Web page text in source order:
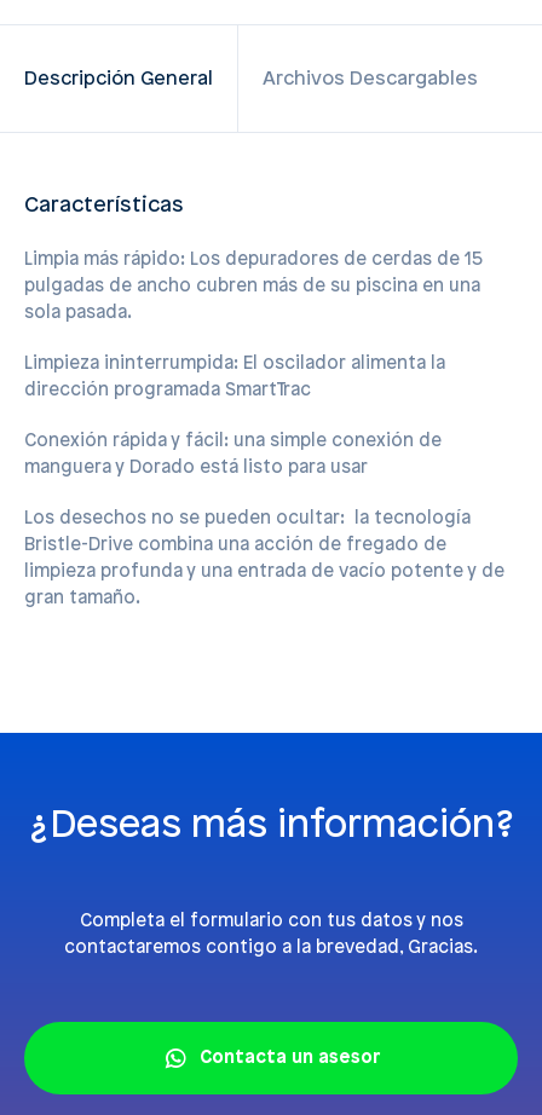
Descripción General Archivos Descargables
Características
Limpia más rápido: Los depuradores de cerdas de 15
pulgadas de ancho cubren más de su piscina en una
sola pasada.
Limpieza ininterrumpida: El oscilador alimenta la
dirección programada SmartTrac
Conexión rápida y fácil: una simple conexión de
manguera y Dorado está listo para usar
Los desechos no se pueden ocultar: la tecnología
Bristle-Drive combina una acción de fregado de
limpieza profunda y una entrada de vacío potente y de
gran tamaño.
¿Deseas más información?
Completa el formulario con tus datos y nos
contactaremos contigo a la brevedad, Gracias.
Contacta un asesor